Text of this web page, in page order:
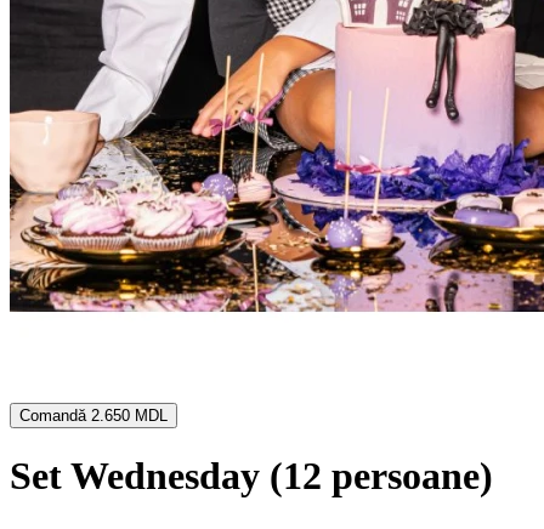
Comandă 2.650 MDL
Set Wednesday (12 persoane)